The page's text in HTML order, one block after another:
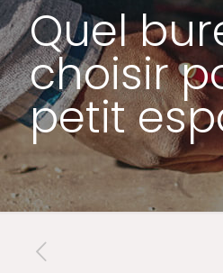
Quel
choisir
petit